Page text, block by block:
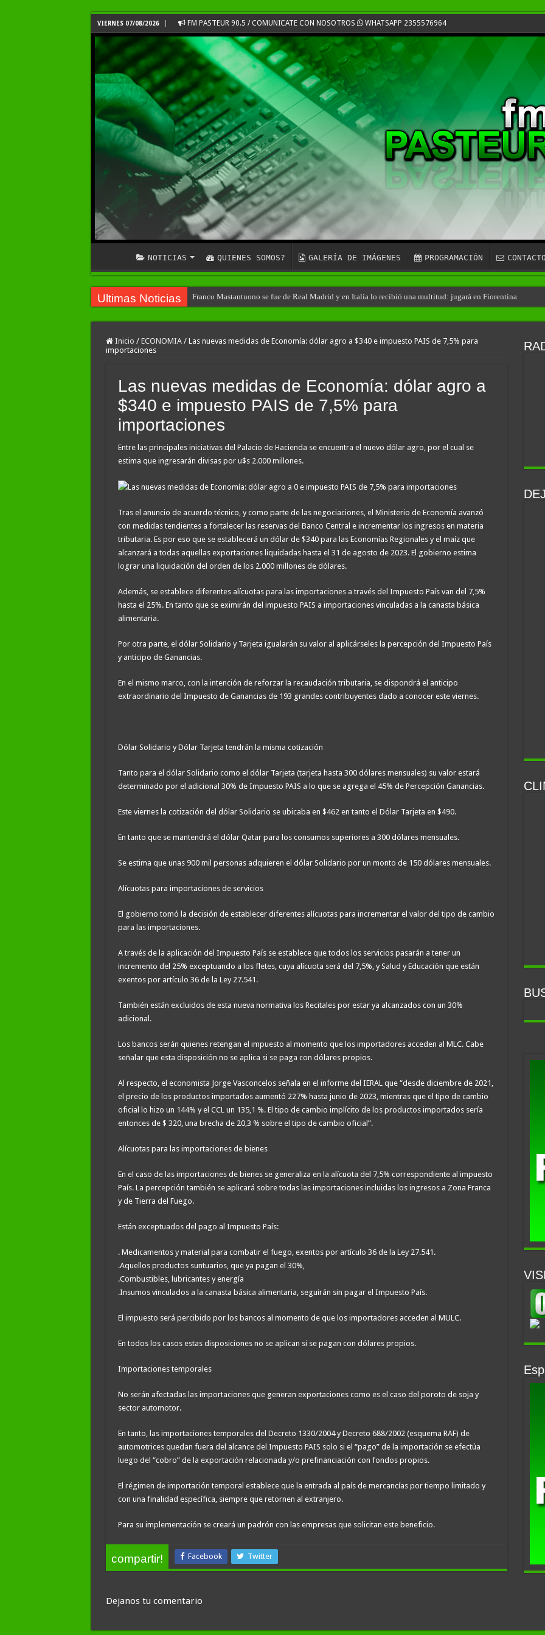
VIERNES 07/08/2026 FM PASTEUR 90.5 / COMUNICATE CON NOSOTROS WHATSAPP 2355576964
NOTICIAS QUIENES SOMOS? GALERÍA DE IMÁGENES PROGRAMACIÓN
Ultimas Noticias Franco Mastantuono se fue de Real Madrid y en Italia lo recibió una multitud: jugará en Fiorentina
Inicio / ECONOMIA / Las nuevas medidas de Economía: dólar agro a $340 e impuesto PAIS de 7,5% para
importaciones
Las nuevas medidas de Economía: dólar agro a
$340 e impuesto PAIS de 7,5% para
importaciones
Entre las principales iniciativas del Palacio de Hacienda se encuentra el nuevo dólar agro, por el cual se
estima que ingresarán divisas por u$s 2.000 millones.
Tras el anuncio de acuerdo técnico, y como parte de las negociaciones, el Ministerio de Economía avanzó
con medidas tendientes a fortalecer las reservas del Banco Central e incrementar los ingresos en materia
tributaria. Es por eso que se establecerá un dólar de $340 para las Economías Regionales y el maíz que
alcanzará a todas aquellas exportaciones liquidadas hasta el 31 de agosto de 2023. El gobierno estima
lograr una liquidación del orden de los 2.000 millones de dólares.
Además, se establece diferentes alícuotas para las importaciones a través del Impuesto País van del 7,5%
hasta el 25%. En tanto que se eximirán del impuesto PAIS a importaciones vinculadas a la canasta básica
alimentaria.
Por otra parte, el dólar Solidario y Tarjeta igualarán su valor al aplicárseles la percepción del Impuesto País
y anticipo de Ganancias.
En el mismo marco, con la intención de reforzar la recaudación tributaria, se dispondrá el anticipo
extraordinario del Impuesto de Ganancias de 193 grandes contribuyentes dado a conocer este viernes.
Dólar Solidario y Dólar Tarjeta tendrán la misma cotización
Tanto para el dólar Solidario como el dólar Tarjeta (tarjeta hasta 300 dólares mensuales) su valor estará
determinado por el adicional 30% de Impuesto PAIS a lo que se agrega el 45% de Percepción Ganancias.
Este viernes la cotización del dólar Solidario se ubicaba en $462 en tanto el Dólar Tarjeta en $490.
En tanto que se mantendrá el dólar Qatar para los consumos superiores a 300 dólares mensuales.
Se estima que unas 900 mil personas adquieren el dólar Solidario por un monto de 150 dólares mensuales.
Alícuotas para importaciones de servicios
El gobierno tomó la decisión de establecer diferentes alícuotas para incrementar el valor del tipo de cambio
para las importaciones.
A través de la aplicación del Impuesto País se establece que todos los servicios pasarán a tener un
incremento del 25% exceptuando a los fletes, cuya alícuota será del 7,5%, y Salud y Educación que están
exentos por artículo 36 de la Ley 27.541.
También están excluidos de esta nueva normativa los Recitales por estar ya alcanzados con un 30%
adicional.
Los bancos serán quienes retengan el impuesto al momento que los importadores acceden al MLC. Cabe
señalar que esta disposición no se aplica si se paga con dólares propios.
Al respecto, el economista Jorge Vasconcelos señala en el informe del IERAL que “desde diciembre de 2021,
el precio de los productos importados aumentó 227% hasta junio de 2023, mientras que el tipo de cambio
oficial lo hizo un 144% y el CCL un 135,1 %. El tipo de cambio implícito de los productos importados sería
entonces de $ 320, una brecha de 20,3 % sobre el tipo de cambio oficial”.
Alícuotas para las importaciones de bienes
En el caso de las importaciones de bienes se generaliza en la alícuota del 7,5% correspondiente al impuesto
País. La percepción también se aplicará sobre todas las importaciones incluidas los ingresos a Zona Franca
y de Tierra del Fuego.
Están exceptuados del pago al Impuesto País:
. Medicamentos y material para combatir el fuego, exentos por artículo 36 de la Ley 27.541.
.Aquellos productos suntuarios, que ya pagan el 30%,
.Combustibles, lubricantes y energía
.Insumos vinculados a la canasta básica alimentaria, seguirán sin pagar el Impuesto País.
El impuesto será percibido por los bancos al momento de que los importadores acceden al MULC.
En todos los casos estas disposiciones no se aplican si se pagan con dólares propios.
Importaciones temporales
No serán afectadas las importaciones que generan exportaciones como es el caso del poroto de soja y
sector automotor.
En tanto, las importaciones temporales del Decreto 1330/2004 y Decreto 688/2002 (esquema RAF) de
automotrices quedan fuera del alcance del Impuesto PAIS solo si el “pago” de la importación se efectúa
luego del “cobro” de la exportación relacionada y/o prefinanciación con fondos propios.
El régimen de importación temporal establece que la entrada al país de mercancías por tiempo limitado y
con una finalidad específica, siempre que retornen al extranjero.
Para su implementación se creará un padrón con las empresas que solicitan este beneficio.
compartir! Facebook Twitter
Dejanos tu comentario